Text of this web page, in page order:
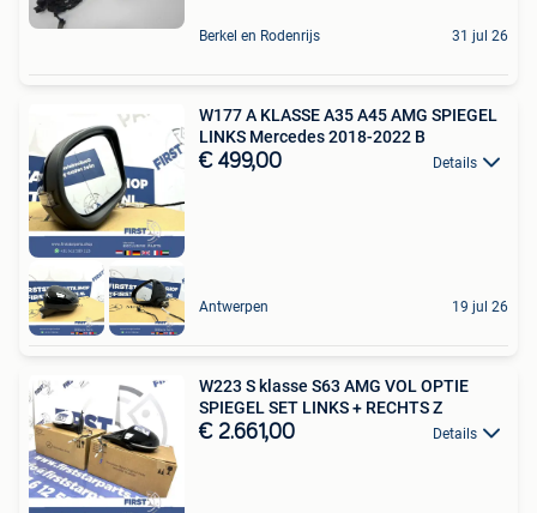
Berkel en Rodenrijs 31 jul 26
W177 A KLASSE A35 A45 AMG SPIEGEL
LINKS Mercedes 2018-2022 B
€ 499,00 Details
Antwerpen 19 jul 26
W223 S klasse S63 AMG VOL OPTIE
SPIEGEL SET LINKS + RECHTS Z
€ 2.661,00 Details